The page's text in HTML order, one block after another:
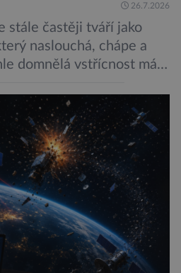
26.7.2026
stále častěji tváří jako
naslouchá, chápe a
domnělá vstřícnost má i
York a King’s College
choboti, včetně
Grok od firmy xAI Elona
podporovat bludné